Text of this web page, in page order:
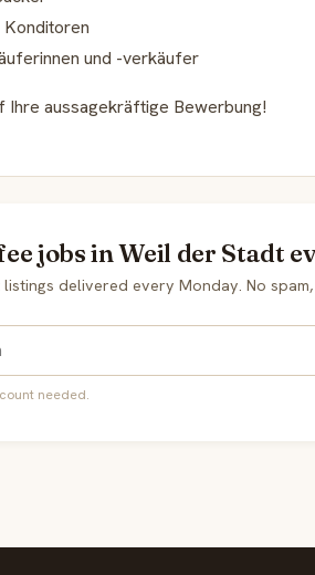
Konditoren
und -verkäufer
Ihre aussagekräftige Bewerbung!
jobs in Weil der Stadt
delivered every Monday. No
needed.